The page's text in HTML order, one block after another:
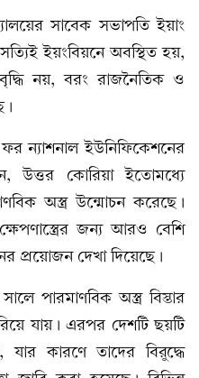
সাবেক সভাপতি ইয়াং
ইয়ংবিয়নে অবস্থিত হয়,
নয়, বরং রাজনৈতিক ও
ন্যাশনাল ইউনিফিকেশনের
উত্তর কোরিয়া ইতোমধ্যে
অস্ত্র উন্মোচন করেছে।
জন্য আরও বেশি
প্রয়োজন দেখা দিয়েছে।
পারমাণবিক অস্ত্র বিস্তার
যায়। এরপর দেশটি ছয়টি
যার কারণে তাদের বিরুদ্ধে